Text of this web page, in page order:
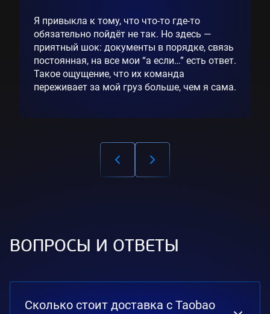
Я привыкла к тому, что что-то где-то
обязательно пойдёт не так. Но здесь —
приятный шок: документы в порядке, связь
постоянная, на все мои “а если…” есть ответ.
Такое ощущение, что их команда
переживает за мой груз больше, чем я сама.
С Dolphin Cargo с самого первого груза всё
пошло гладко. Объяснили, подсказали,
даже помогли с поставщиком. Очень
благодарен за поддержку.
Нашла компанию по совету коллеги, и
теперь уже 5-й груз отправляю с ними.
Всегда всё просчитывают заранее, дают
реальные сроки, не обещают невозможного.
А главное — цена всегда прозрачная.
ВОПРОСЫ И ОТВЕТЫ
Сколько стоит доставка с Taobao